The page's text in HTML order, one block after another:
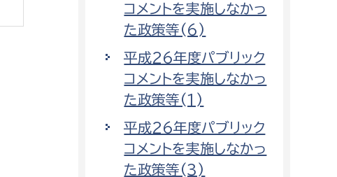
コメントを実施しなかっ
た政策等(6)
平成26年度パブリック
コメントを実施しなかっ
た政策等(1)
平成26年度パブリック
コメントを実施しなかっ
た政策等(3)